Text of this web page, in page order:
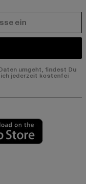
umgeht, findest Du
jederzeit kostenfei